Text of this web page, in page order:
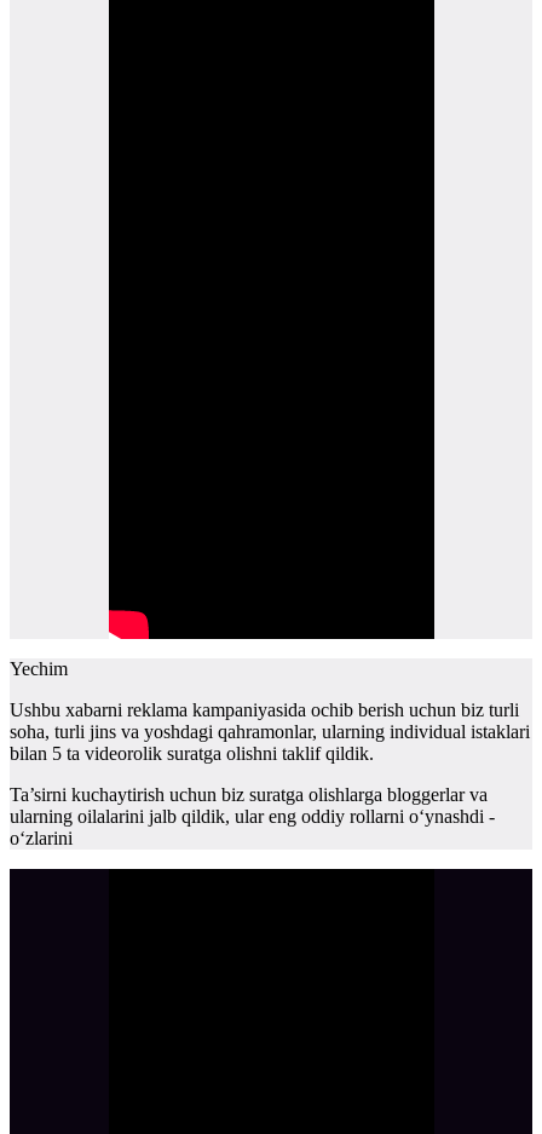
Yechim
Ushbu xabarni reklama kampaniyasida ochib berish uchun biz turli
soha, turli jins va yoshdagi qahramonlar, ularning individual istaklari
bilan 5 ta videorolik suratga olishni taklif qildik.
Ta’sirni kuchaytirish uchun biz suratga olishlarga bloggerlar va
ularning oilalarini jalb qildik, ular eng oddiy rollarni o‘ynashdi -
o‘zlarini